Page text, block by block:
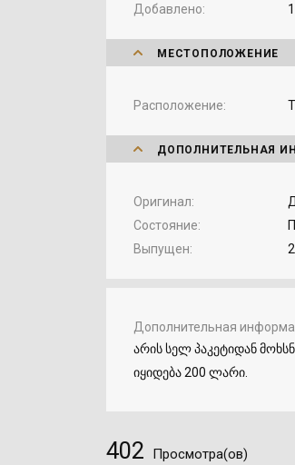
Добавлено
МЕСТОПОЛОЖЕНИЕ
Расположение
ДОПОЛНИТЕЛЬНАЯ
Оригинал
Состояние
Выпущен
Дополнительная
არის სელ პაკეტიდან
იყიდება 200 ლარი.
402 Просмотра(ов)